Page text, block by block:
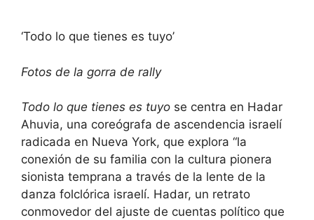
‘Todo lo que tienes es tuyo’
Fotos de la gorra de rally
Todo lo que tienes es tuyo se centra en Hadar
Ahuvia, una coreógrafa de ascendencia israelí
radicada en Nueva York, que explora “la
conexión de su familia con la cultura pionera
sionista temprana a través de la lente de la
danza folclórica israelí. Hadar, un retrato
conmovedor del ajuste de cuentas político que